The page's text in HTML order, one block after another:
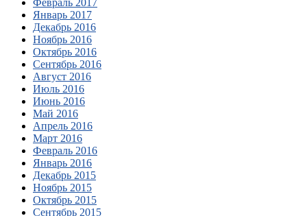
Январь 2017
Декабрь 2016
Ноябрь 2016
Октябрь 2016
Сентябрь 2016
Август 2016
Июль 2016
Июнь 2016
Май 2016
Апрель 2016
Март 2016
Февраль 2016
Январь 2016
Декабрь 2015
Ноябрь 2015
Октябрь 2015
Сентябрь 2015